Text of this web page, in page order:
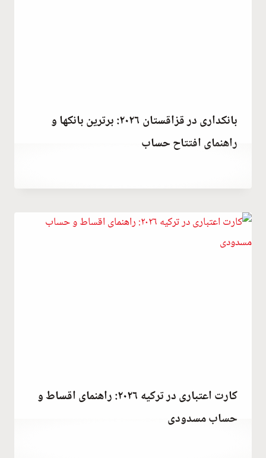
بانکداری در قزاقستان ۲۰۲۶: برترین بانکها و
راهنمای افتتاح حساب
Hatice
کارت اعتباری در ترکیه ۲۰۲۶: راهنمای اقساط و
حساب مسدودی